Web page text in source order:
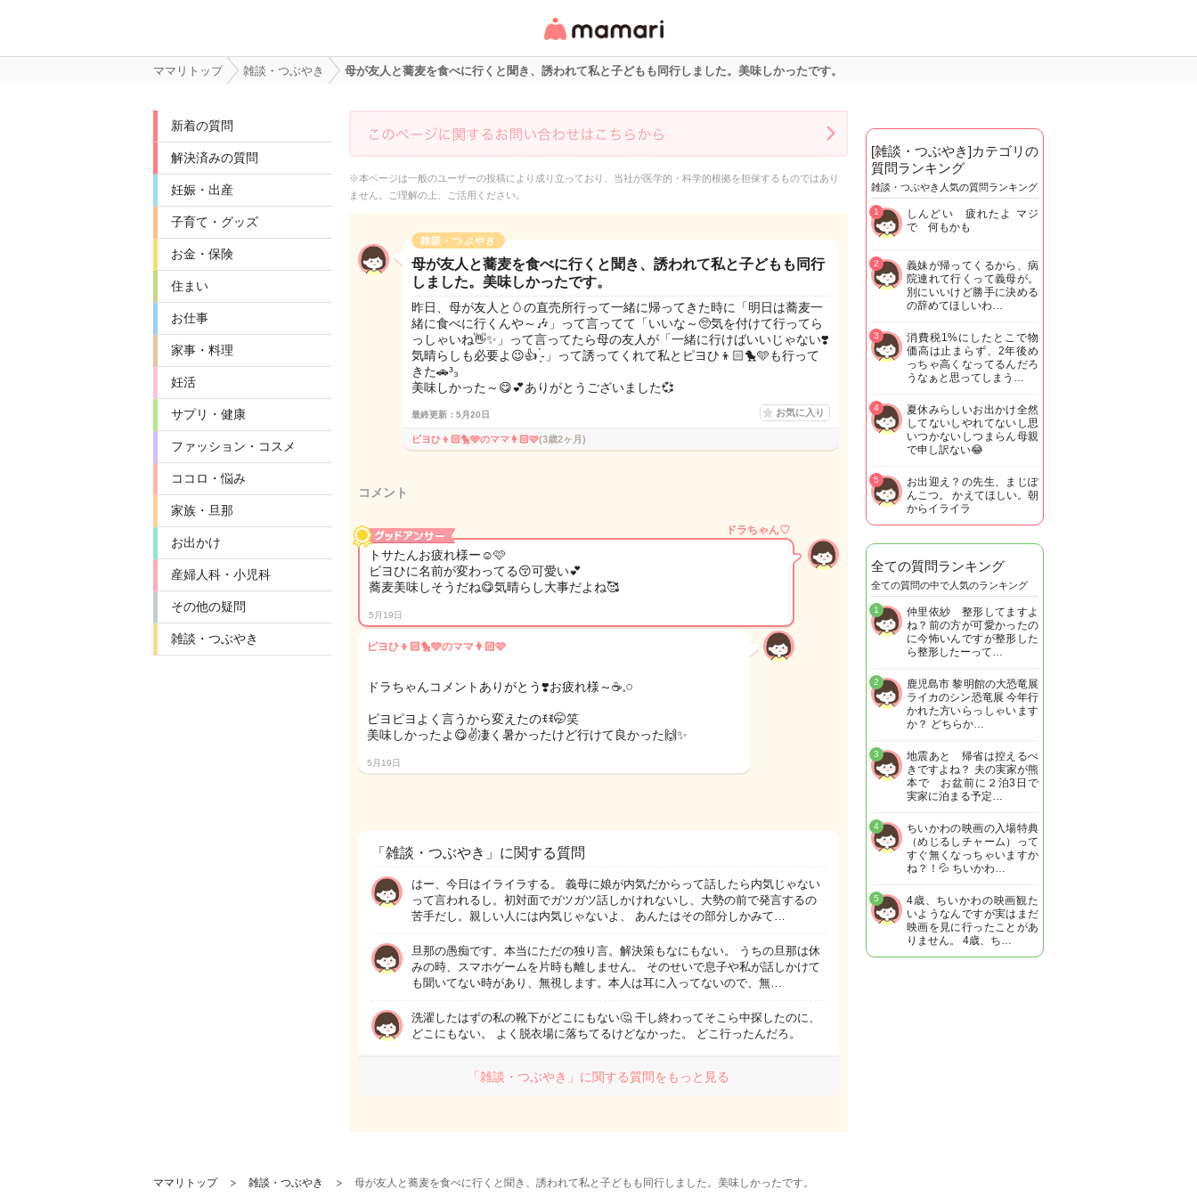
リ・情報サイト
ママリトップ 雑談・つぶやき 母が友人と蕎麦を食べに行くと聞き、誘われて私と子どもも同行しました。美味しかったです。
新着の質問
解決済みの質問
妊娠・出産
子育て・グッズ
お金・保険
住まい
お仕事
家事・料理
妊活
サプリ・健康
ファッション・コスメ
ココロ・悩み
家族・旦那
お出かけ
産婦人科・小児科
その他の疑問
雑談・つぶやき
※本ページは一般のユーザーの投稿により成り立っており、当社が医学的・科学的根拠を担保するものではあり
ません。ご理解の上、ご活用ください。
雑談・つぶやき
母が友人と蕎麦を食べに行くと聞き、誘われて私と子どもも同行
しました。美味しかったです。
昨日、母が友人と🥚の直売所行って一緒に帰ってきた時に「明日は蕎麦一
緒に食べに行くんや～🎶」って言ってて「いいな～🥺気を付けて行ってら
っしゃいね👋✨」って言ってたら母の友人が「一緒に行けばいいじゃない❣️
気晴らしも必要よ😉👍 ̖́-‬」って誘ってくれて私とピヨひ👦🏻🐤🩵も行って
きた🚗³₃
美味しかった～😋💕ありがとうございました💞
最終更新：5月20日 お気に入り
ピヨひ👦🏻🐤🩵のママ👩🏻🩷(3歳2ヶ月)
コメント
ドラちゃん♡
トサたんお疲れ様ー☺️🩷
ピヨひに名前が変わってる😚可愛い💕
蕎麦美味しそうだね😋気晴らし大事だよね🥰
5月19日
ピヨひ👦🏻🐤🩵のママ👩🏻🩷
ドラちゃんコメントありがとう❣️お疲れ様～☕𓈒𓏸︎︎︎︎
ピヨピヨよく言うから変えたのꉂꉂ🤭‎笑
美味しかったよ😋✌️凄く暑かったけど行けて良かった🙌✨
5月19日
「雑談・つぶやき」に関する質問
はー、今日はイライラする。 義母に娘が内気だからって話したら内気じゃない
って言われるし。初対面でガツガツ話しかけれないし、大勢の前で発言するの
苦手だし。親しい人には内気じゃないよ、 あんたはその部分しかみて…
旦那の愚痴です。本当にただの独り言。解決策もなにもない。 うちの旦那は休
みの時、スマホゲームを片時も離しません。 そのせいで息子や私が話しかけて
も聞いてない時があり、無視します。本人は耳に入ってないので、無…
洗濯したはずの私の靴下がどこにもない🤔 干し終わってそこら中探したのに、
どこにもない。 よく脱衣場に落ちてるけどなかった。 どこ行ったんだろ。
「雑談・つぶやき」に関する質問をもっと見る
[雑談・つぶやき]カテゴリの
質問ランキング
雑談・つぶやき人気の質問ランキング
しんどい 疲れたよ マジ
で 何もかも
1
義妹が帰ってくるから、病
院連れて行くって義母が。
別にいいけど勝手に決める
の辞めてほしいわ…
2
消費税1%にしたとこで物
価高は止まらず、2年後め
っちゃ高くなってるんだろ
うなぁと思ってしまう…
3
夏休みらしいお出かけ全然
してないしやれてないし思
いつかないしつまらん母親
で申し訳ない😂
4
お出迎え？の先生、まじぽ
んこつ。 かえてほしい。朝
からイライラ
5
全ての質問ランキング
全ての質問の中で人気のランキング
仲里依紗 整形してますよ
ね？前の方が可愛かったの
に今怖いんですが整形した
ら整形したーって…
1
鹿児島市 黎明館の大恐竜展
ライカのシン恐竜展 今年行
かれた方いらっしゃいます
か？ どちらか…
2
地震あと 帰省は控えるべ
きですよね？ 夫の実家が熊
本で お盆前に２泊3日で
実家に泊まる予定…
3
ちいかわの映画の入場特典
（めじるしチャーム）って
すぐ無くなっちゃいますか
ね？！💦 ちいかわ…
4
4歳、ちいかわの映画観た
いようなんですが実はまだ
映画を見に行ったことがあ
りません。 4歳、ち…
5
ママリトップ 雑談・つぶやき 母が友人と蕎麦を食べに行くと聞き、誘われて私と子どもも同行しました。美味しかったです。